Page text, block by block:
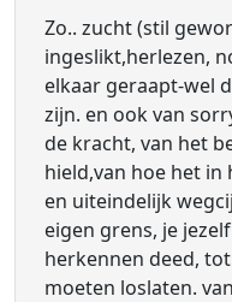
Zo.. zucht (stil
ingeslikt,herlezen,
elkaar geraapt-wel
zijn. en ook van
de kracht, van het
hield,van hoe het in
en uiteindelijk
eigen grens, je
herkennen deed,
moeten loslaten.